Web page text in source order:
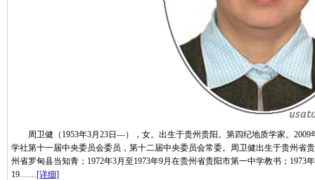
周卫健（1953年3月23日—），女。出生于贵州贵阳。第四纪地质学家。2009
学社第十一届中央委员会委员，第十二届中央委员会常委。周卫健出生于贵州省
州省罗甸县当知青；1972年3月至1973年9月在贵州省贵阳市第一中学教书；1973
19……[详细]